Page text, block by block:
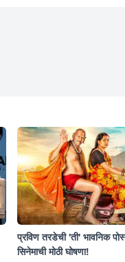
प्रविण तरडेची 'ती' भावनिक
सिनेमाची मोठी घोषणा!